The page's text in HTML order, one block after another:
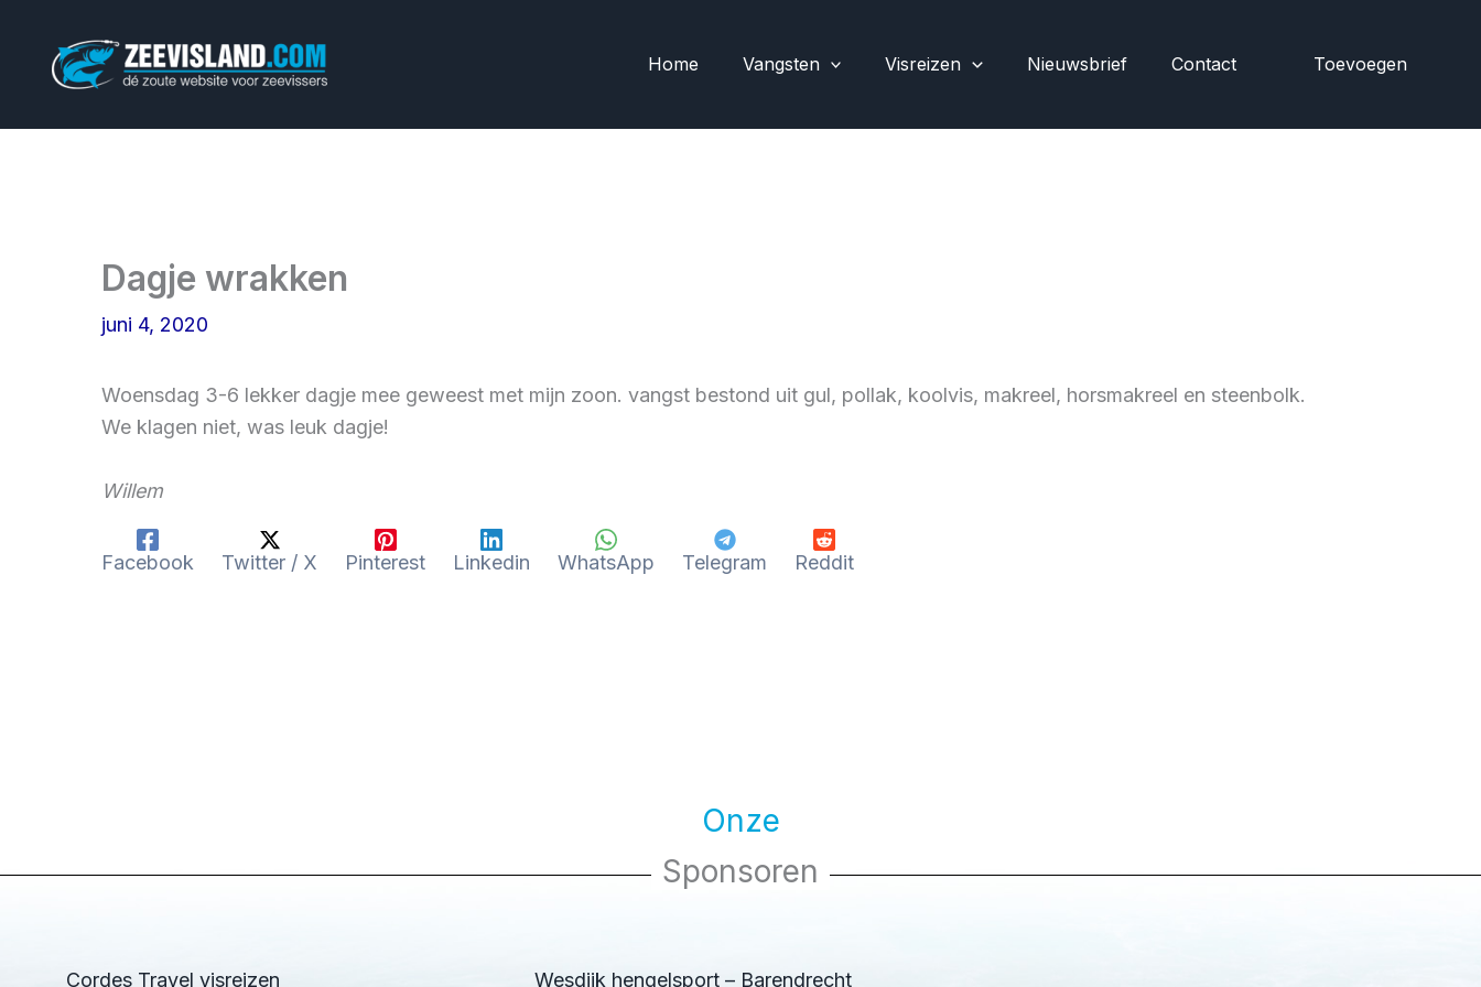
Home Vangsten Visreizen Nieuwsbrief Contact Toevoegen
Dagje wrakken
juni 4, 2020
Woensdag 3-6 lekker dagje mee geweest met mijn zoon. vangst bestond uit gul, pollak, koolvis, makreel, horsmakreel en steenbolk.
We klagen niet, was leuk dagje!
Willem
Facebook Twitter / X Pinterest Linkedin WhatsApp Telegram Reddit
Onze
Sponsoren
Cordes Travel visreizen Wesdijk hengelsport – Barendrecht